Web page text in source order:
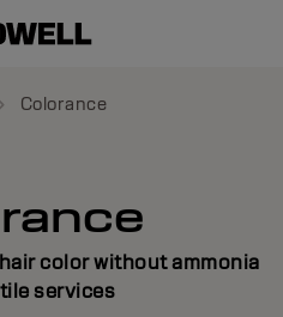
Colorance
color without ammonia
services